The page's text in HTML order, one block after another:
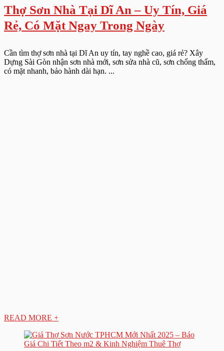
Thợ Sơn Nhà Tại Dĩ An – Uy Tín, Giá
Rẻ, Có Mặt Ngay Trong Ngày
Cần tìm thợ sơn nhà tại Dĩ An uy tín, tay nghề cao, giá rẻ? Xây
Dựng Sài Gòn nhận sơn nhà mới, sơn sửa nhà cũ, sơn chống thấm,
có mặt nhanh, bảo hành dài hạn. ...
READ MORE +